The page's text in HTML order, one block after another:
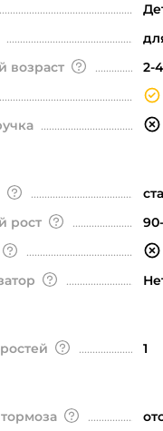
возраст
2-
рост
1